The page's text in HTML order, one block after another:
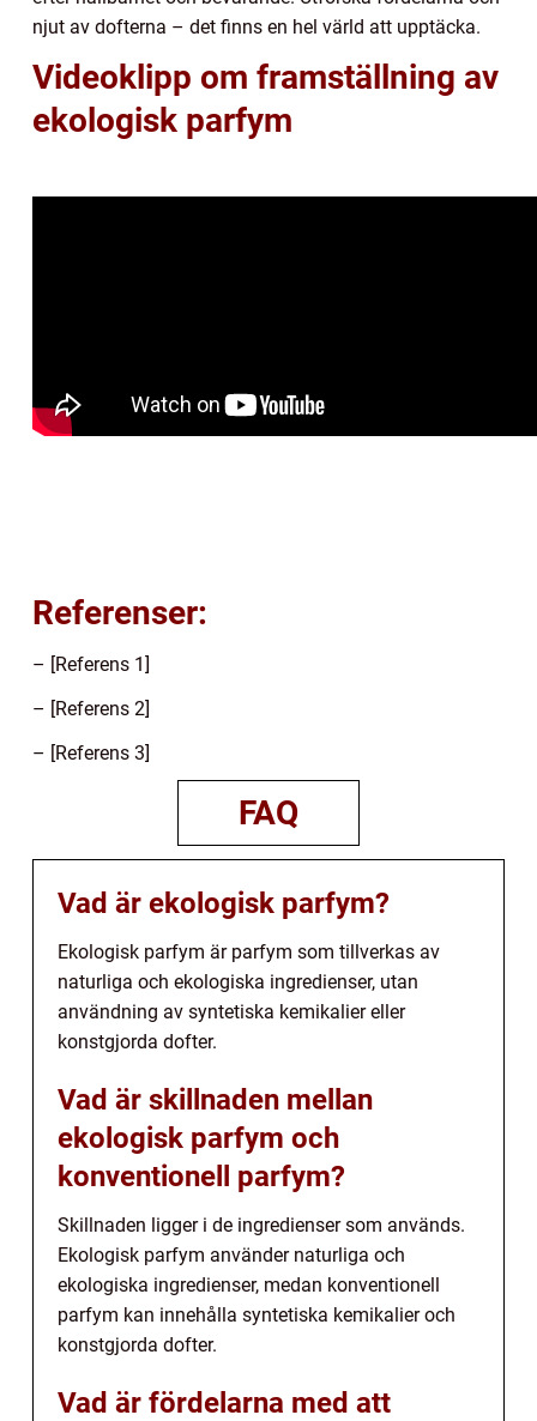
njut av dofterna – det finns en hel värld att upptäcka.
Videoklipp om framställning av
ekologisk parfym
Referenser:
– [Referens 1]
– [Referens 2]
– [Referens 3]
FAQ
Vad är ekologisk parfym?
Ekologisk parfym är parfym som tillverkas av
naturliga och ekologiska ingredienser, utan
användning av syntetiska kemikalier eller
konstgjorda dofter.
Vad är skillnaden mellan
ekologisk parfym och
konventionell parfym?
Skillnaden ligger i de ingredienser som används.
Ekologisk parfym använder naturliga och
ekologiska ingredienser, medan konventionell
parfym kan innehålla syntetiska kemikalier och
konstgjorda dofter.
Vad är fördelarna med att